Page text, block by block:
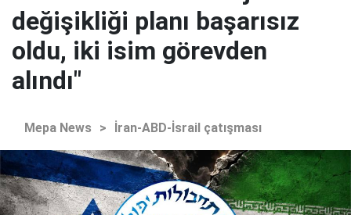
değişikliği planı başarısız
oldu, iki isim görevden
alındı"
Mepa News > İran-ABD-İsrail çatışması